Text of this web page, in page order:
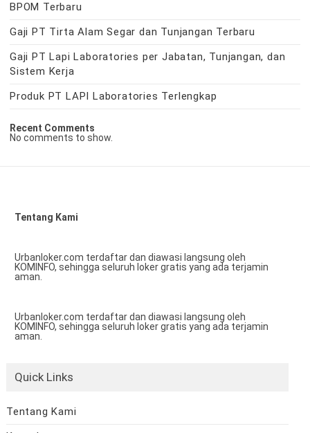
BPOM Terbaru
Gaji PT Tirta Alam Segar dan Tunjangan Terbaru
Gaji PT Lapi Laboratories per Jabatan, Tunjangan, dan
Sistem Kerja
Produk PT LAPI Laboratories Terlengkap
Recent Comments
No comments to show.
Tentang Kami
Urbanloker.com terdaftar dan diawasi langsung oleh
KOMINFO, sehingga seluruh loker gratis yang ada terjamin
aman.
Urbanloker.com terdaftar dan diawasi langsung oleh
KOMINFO, sehingga seluruh loker gratis yang ada terjamin
aman.
Quick Links
Tentang Kami